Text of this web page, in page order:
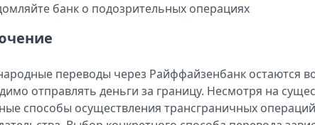
банк о подозрительных операциях
переводы через Райффайзенбанк остаются
отправлять деньги за границу. Несмотря на
способы осуществления трансграничных